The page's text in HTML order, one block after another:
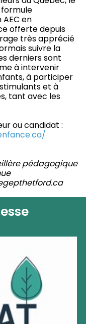
en
offerte depuis
très apprécié
suivre la
derniers sont
à intervenir
à participer
et à
tant avec les
ou candidat :
pédagogique